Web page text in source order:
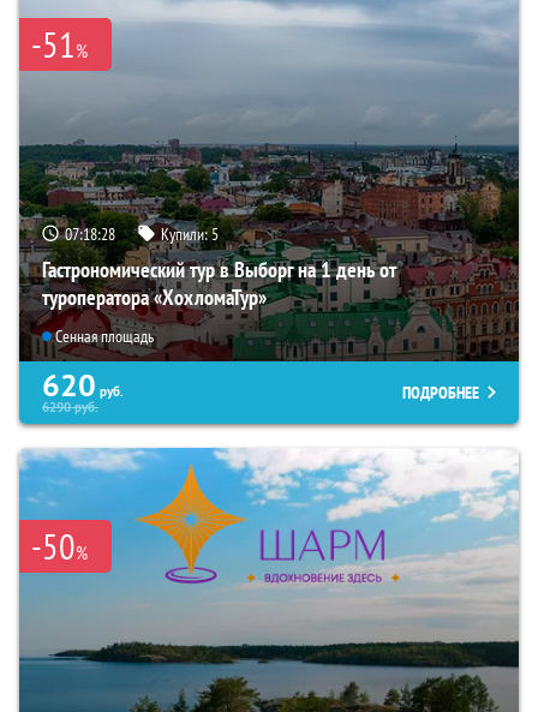
-51%
07:18:26 Купили:5
Гастрономический тур в Выборг на 1 день от
туроператора «ХохломаТур»
Сенная площадь
620 руб.
6290руб.
ПОДРОБНЕЕ
-50%